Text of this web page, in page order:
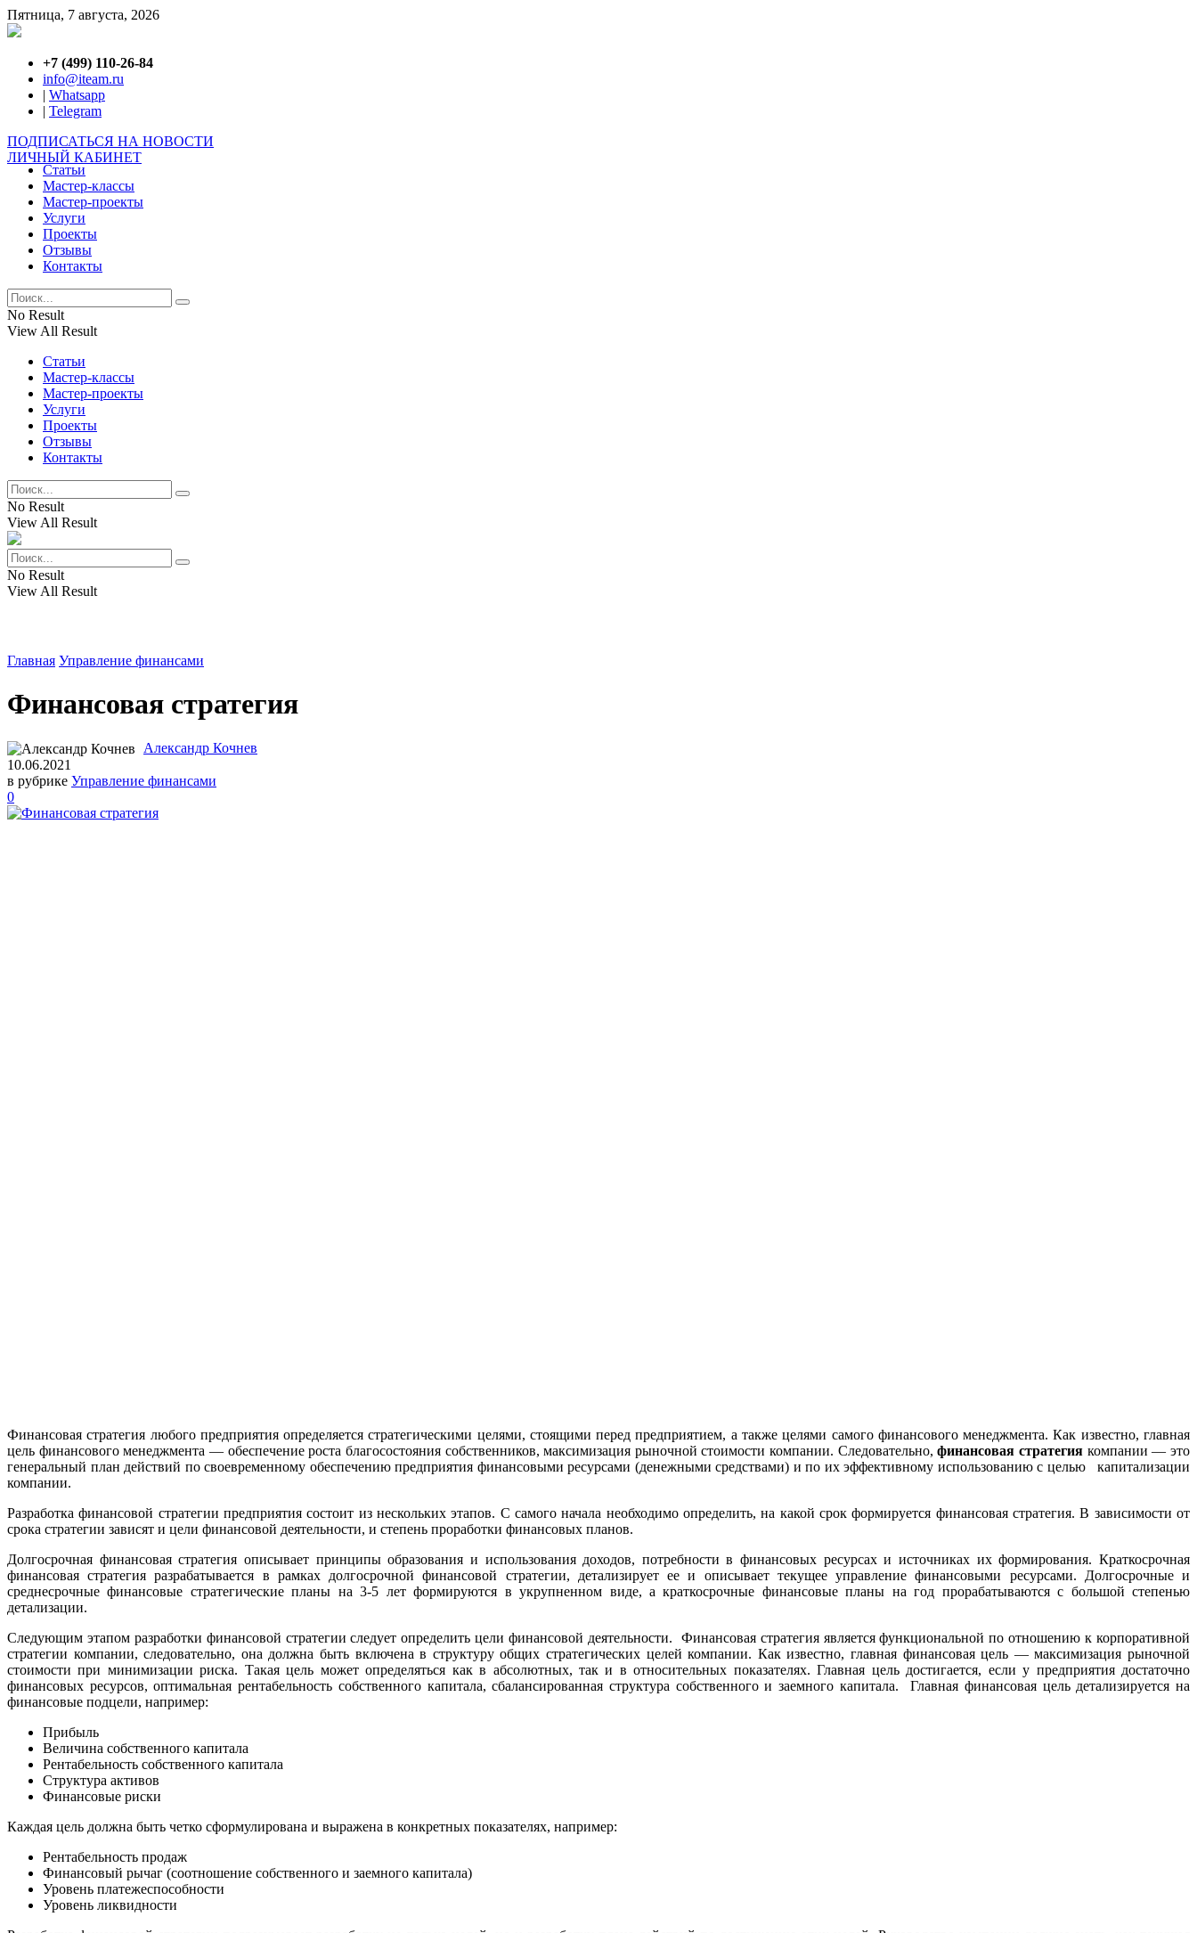
Пятница, 7 августа, 2026
+7 (499) 110-26-84
info@iteam.ru
| Whatsapp
| Telegram
ПОДПИСАТЬСЯ НА НОВОСТИ
ЛИЧНЫЙ КАБИНЕТ
Статьи
Мастер-классы
Мастер-проекты
Услуги
Проекты
Отзывы
Контакты
No Result
View All Result
Статьи
Мастер-классы
Мастер-проекты
Услуги
Проекты
Отзывы
Контакты
No Result
View All Result
No Result
View All Result
Главная Управление финансами
Финансовая стратегия
Александр Кочнев
10.06.2021
в рубрике Управление финансами
0
Финансовая стратегия любого предприятия определяется стратегическими целями, стоящими перед предприятием, а также целями самого финансового менеджмента. Как известно, главная
цель финансового менеджмента — обеспечение роста благосостояния собственников, максимизация рыночной стоимости компании. Следовательно,финансовая стратегия компании — это
генеральный план действий по своевременному обеспечению предприятия финансовыми ресурсами (денежными средствами) и по их эффективному использованию с целью капитализации
компании.
Разработка финансовой стратегии предприятия состоит из нескольких этапов. С самого начала необходимо определить, на какой срок формируется финансовая стратегия. В зависимости от
срока стратегии зависят и цели финансовой деятельности, и степень проработки финансовых планов.
Долгосрочная финансовая стратегия описывает принципы образования и использования доходов, потребности в финансовых ресурсах и источниках их формирования. Краткосрочная
финансовая стратегия разрабатывается в рамках долгосрочной финансовой стратегии, детализирует ее и описывает текущее управление финансовыми ресурсами. Долгосрочные и
среднесрочные финансовые стратегические планы на 3-5 лет формируются в укрупненном виде, а краткосрочные финансовые планы на год прорабатываются с большой степенью
детализации.
Следующим этапом разработки финансовой стратегии следует определить цели финансовой деятельности. Финансовая стратегия является функциональной по отношению к корпоративной
стратегии компании, следовательно, она должна быть включена в структуру общих стратегических целей компании. Как известно, главная финансовая цель — максимизация рыночной
стоимости при минимизации риска. Такая цель может определяться как в абсолютных, так и в относительных показателях. Главная цель достигается, если у предприятия достаточно
финансовых ресурсов, оптимальная рентабельность собственного капитала, сбалансированная структура собственного и заемного капитала. Главная финансовая цель детализируется на
финансовые подцели, например:
Прибыль
Величина собственного капитала
Рентабельность собственного капитала
Структура активов
Финансовые риски
Каждая цель должна быть четко сформулирована и выражена в конкретных показателях, например:
Рентабельность продаж
Финансовый рычаг (соотношение собственного и заемного капитала)
Уровень платежеспособности
Уровень ликвидности